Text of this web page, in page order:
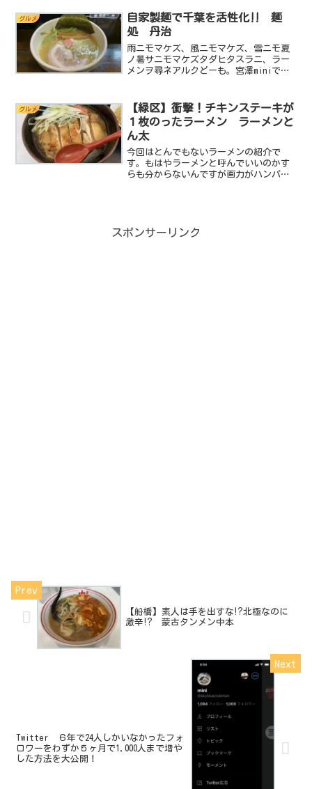
本データ店名：横浜家系ラーメン 吟
屋 花見川店住所：千葉市...
グルメ
自家製麺で千葉を活性化‼ 麺
処 丹治
雨ニモマケズ、風ニモマケズ、雪ニモ夏
ノ暑サニモマケズタダヒタスラニ、ラー
メンヲ尋ネアルクどーも。宮澤miniで
名：麺処 丹治住所：千葉県佐倉市表町
3‐21‐5電話：043...
グルメ
【緑区】衝撃！チキンステーキが
１枚のったラーメン ラーメンと
ん太
今回はとんでもないラーメンの紹介で
す。もはやラーメンと呼んでいいのかす
らも分からないんですが画力がハンパな
スポンサーリンク
【船橋】素人は手を出すな⁉北極なのに
激辛⁉ 蒙古タンメン中本
Twitter ６年で24人しかいなかったフォ
ロワーをわずか５ヶ月で1,000人まで増や
した方法を大公開！